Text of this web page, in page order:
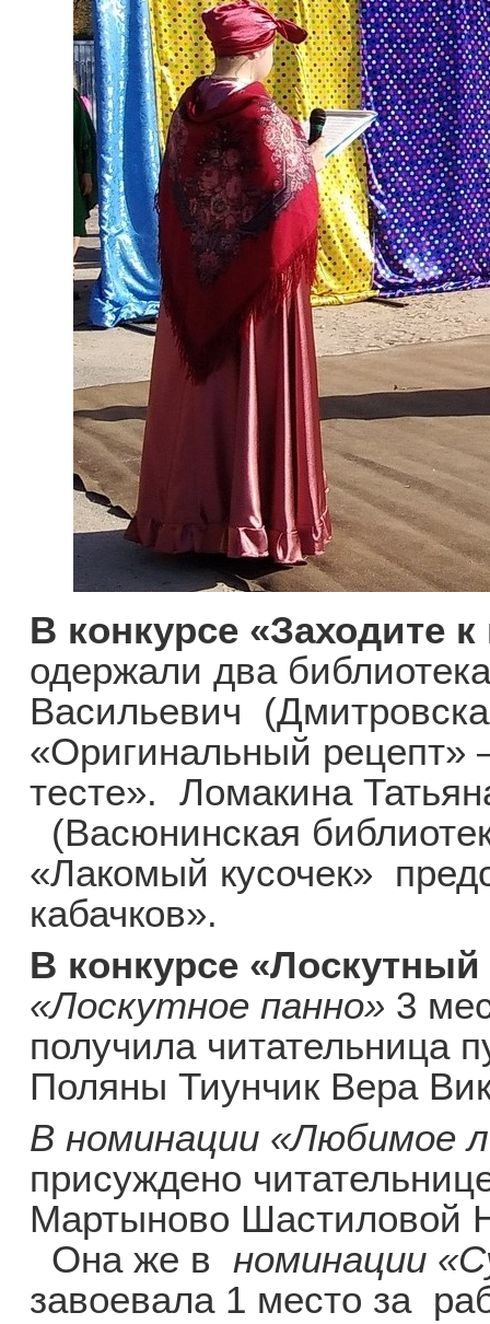
В конкурсе «Заходите
одержали два
Васильевич
«Оригинальный
тесте». Ломакина
(Васюнинская
«Лакомый кусочек»
кабачков».
В конкурсе
«Лоскутное панно» 3
получила читательница
Поляны Тиунчик Вера
В номинации «Любимое
присуждено
Мартыново Шастиловой
Она же в номинации
завоевала 1 место за